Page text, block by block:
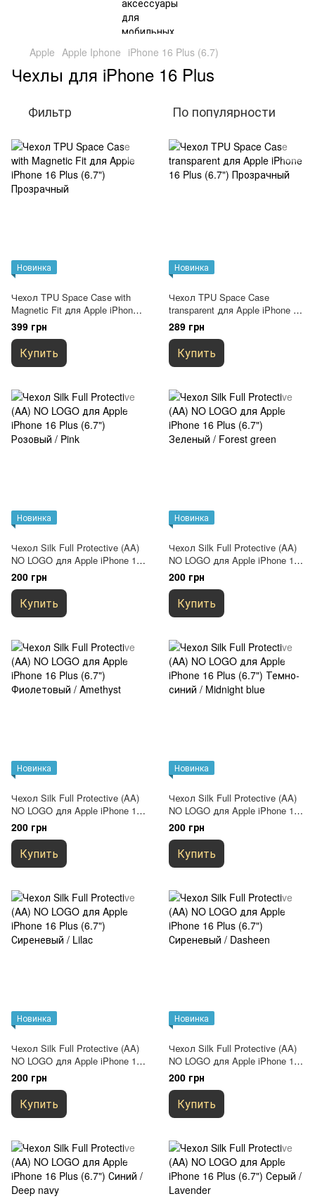
Apple Apple Iphone iPhone 16 Plus (6.7)
Чехлы для iPhone 16 Plus
Фильтр По популярности
Новинка
Чехол TPU Space Case with
Magnetic Fit для Apple iPhone
16 Plus (6.7") Прозрачный
399 грн
Купить
Новинка
Чехол TPU Space Case
transparent для Apple iPhone 16
Plus (6.7") Прозрачный
289 грн
Купить
Новинка
Чехол Silk Full Protective (AA)
NO LOGO для Apple iPhone 16
Plus (6.7") Розовый / Pink
200 грн
Купить
Новинка
Чехол Silk Full Protective (AA)
NO LOGO для Apple iPhone 16
Plus (6.7") Зеленый / Forest
green
200 грн
Купить
Новинка
Чехол Silk Full Protective (AA)
NO LOGO для Apple iPhone 16
Plus (6.7") Фиолетовый /
Amethyst
200 грн
Купить
Новинка
Чехол Silk Full Protective (AA)
NO LOGO для Apple iPhone 16
Plus (6.7") Темно-синий /
Midnight blue
200 грн
Купить
Новинка
Чехол Silk Full Protective (AA)
NO LOGO для Apple iPhone 16
Plus (6.7") Сиреневый / Lilac
200 грн
Купить
Новинка
Чехол Silk Full Protective (AA)
NO LOGO для Apple iPhone 16
Plus (6.7") Сиреневый /
Dasheen
200 грн
Купить